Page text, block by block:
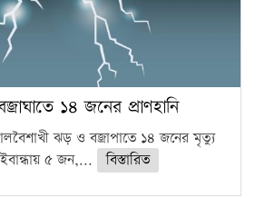
১৪ জনের প্রাণহানি
ঝড় ও বজ্রাপাতে ১৪ জনের মৃত্যু
৫ জন,...
বিস্তারিত